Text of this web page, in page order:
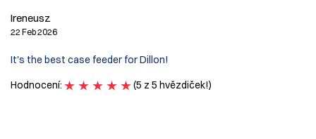
Ireneusz
22 Feb 2026
It's the best case feeder for Dillon!
Hodnocení:
(5 z 5 hvězdiček!)